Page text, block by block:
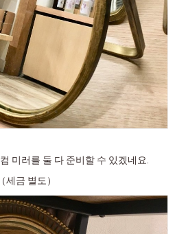
미러를 둘 다 준비할 수 있겠네요.
금 별도）